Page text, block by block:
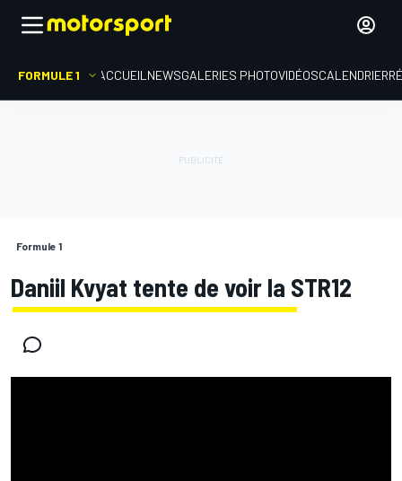
FORMULE 1 ACCUEIL NEWSGALERIES PHOTOVIDÉOSCALENDRIER
Formule 1
Daniil Kvyat tente de voir la STR12